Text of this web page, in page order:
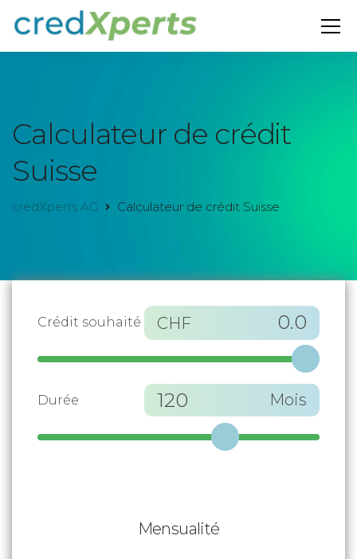
Calculateur de crédit
Suisse
credXperts AG Calculateur de crédit Suisse
Crédit souhaité CHF 0.0
Durée 120 Mois
Mensualité